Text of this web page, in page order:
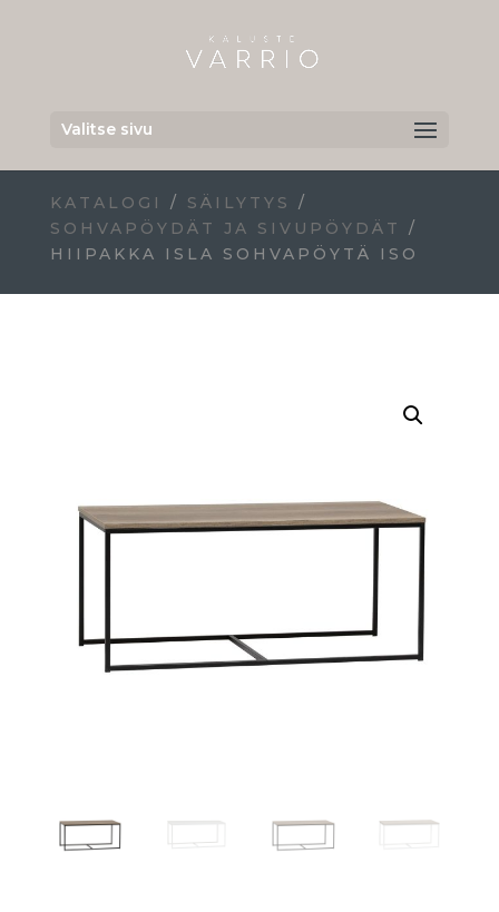
Valitse sivu
KATALOGI / SÄILYTYS
/
SOHVAPÖYDÄT JA SIVUPÖYDÄT
/
HIIPAKKA ISLA SOHVAPÖYTÄ ISO